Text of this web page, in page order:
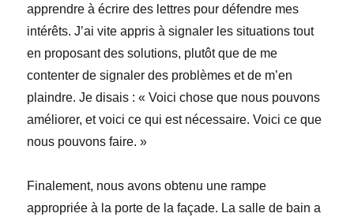
apprendre à écrire des lettres pour défendre mes
intérêts. J’ai vite appris à signaler les situations tout
en proposant des solutions, plutôt que de me
contenter de signaler des problèmes et de m’en
plaindre. Je disais : « Voici chose que nous pouvons
améliorer, et voici ce qui est nécessaire. Voici ce que
nous pouvons faire. »
Finalement, nous avons obtenu une rampe
appropriée à la porte de la façade. La salle de bain a